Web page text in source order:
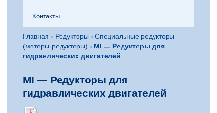
Контакты
Главная › Редукторы › Специальные редукторы
(моторы-редукторы) › MI — Редукторы для
гидравлических двигателей
MI — Редукторы для
гидравлических двигателей